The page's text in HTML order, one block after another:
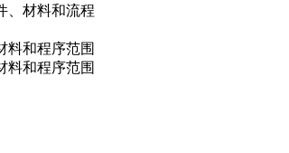
、材料和流程
料和程序范围
料和程序范围